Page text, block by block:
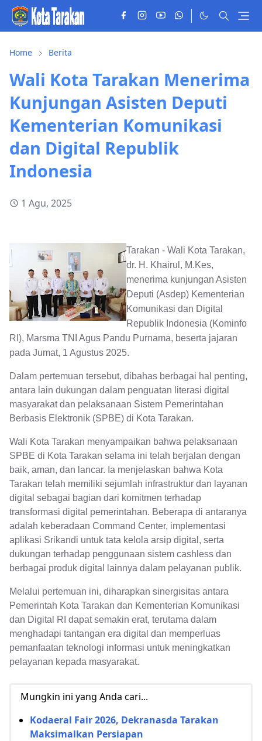
Home Berita
Wali Kota Tarakan Menerima
Kunjungan Asisten Deputi
Kementerian Komunikasi
dan Digital Republik
Indonesia
1 Agu, 2025
Tarakan - Wali Kota Tarakan,
dr. H. Khairul, M.Kes,
menerima kunjungan Asisten
Deputi (Asdep) Kementerian
Komunikasi dan Digital
Republik Indonesia (Kominfo
RI), Marsma TNI Agus Pandu Purnama, beserta jajaran
pada Jumat, 1 Agustus 2025.
Dalam pertemuan tersebut, dibahas berbagai hal penting,
antara lain dukungan dalam penguatan literasi digital
masyarakat dan pelaksanaan Sistem Pemerintahan
Berbasis Elektronik (SPBE) di Kota Tarakan.
Wali Kota Tarakan menyampaikan bahwa pelaksanaan
SPBE di Kota Tarakan selama ini telah berjalan dengan
baik, aman, dan lancar. Ia menjelaskan bahwa Kota
Tarakan telah memiliki sejumlah infrastruktur dan layanan
digital sebagai bagian dari komitmen terhadap
transformasi digital pemerintahan. Beberapa di antaranya
adalah keberadaan Command Center, implementasi
aplikasi Srikandi untuk tata kelola arsip digital, serta
dukungan terhadap penggunaan sistem cashless dan
berbagai produk digital lainnya dalam pelayanan publik.
Melalui pertemuan ini, diharapkan sinergisitas antara
Pemerintah Kota Tarakan dan Kementerian Komunikasi
dan Digital RI dapat semakin erat, terutama dalam
menghadapi tantangan era digital dan memperluas
pemanfaatan teknologi informasi untuk meningkatkan
pelayanan kepada masyarakat.
Mungkin ini yang Anda cari...
Kodaeral Fair 2026, Dekranasda Tarakan
Maksimalkan Persiapan